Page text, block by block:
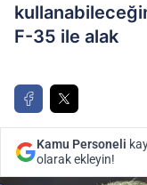
F-35 ile alak
Kamu Personeli
olarak ekleyin!